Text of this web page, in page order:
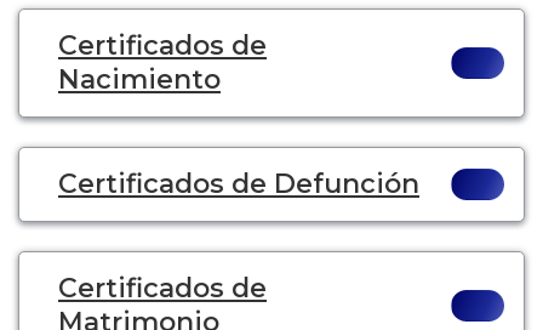
Certificados de
Nacimiento
Certificados de Defunción
Certificados de
Matrimonio